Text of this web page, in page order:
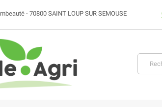
- 70800 SAINT LOUP SUR SEMOUSE